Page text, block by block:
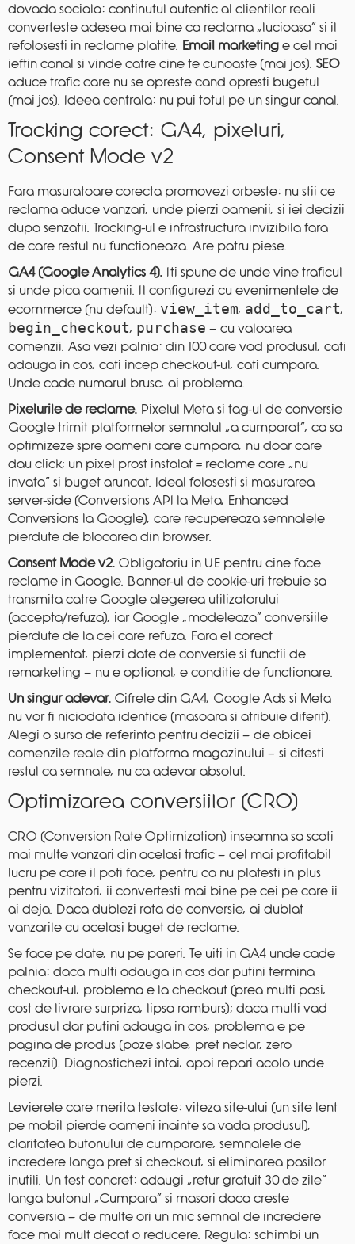
dovada sociala: continutul autentic al clientilor reali
converteste adesea mai bine ca reclama „lucioasa” si il
refolosesti in reclame platite. Email marketing e cel mai
ieftin canal si vinde catre cine te cunoaste (mai jos). SEO
aduce trafic care nu se opreste cand opresti bugetul
(mai jos). Ideea centrala: nu pui totul pe un singur canal.
Tracking corect: GA4, pixeluri,
Consent Mode v2
Fara masuratoare corecta promovezi orbeste: nu stii ce
reclama aduce vanzari, unde pierzi oamenii, si iei decizii
dupa senzatii. Tracking-ul e infrastructura invizibila fara
de care restul nu functioneaza. Are patru piese.
GA4 (Google Analytics 4). Iti spune de unde vine traficul
si unde pica oamenii. Il configurezi cu evenimentele de
ecommerce (nu default): view_item, add_to_cart,
begin_checkout, purchase — cu valoarea
comenzii. Asa vezi palnia: din 100 care vad produsul, cati
adauga in cos, cati incep checkout-ul, cati cumpara.
Unde cade numarul brusc, ai problema.
Pixelurile de reclame. Pixelul Meta si tag-ul de conversie
Google trimit platformelor semnalul „a cumparat”, ca sa
optimizeze spre oameni care cumpara, nu doar care
dau click; un pixel prost instalat = reclame care „nu
invata” si buget aruncat. Ideal folosesti si masurarea
server-side (Conversions API la Meta, Enhanced
Conversions la Google), care recupereaza semnalele
pierdute de blocarea din browser.
Consent Mode v2. Obligatoriu in UE pentru cine face
reclame in Google. Banner-ul de cookie-uri trebuie sa
transmita catre Google alegerea utilizatorului
(accepta/refuza), iar Google „modeleaza” conversiile
pierdute de la cei care refuza. Fara el corect
implementat, pierzi date de conversie si functii de
remarketing — nu e optional, e conditie de functionare.
Un singur adevar. Cifrele din GA4, Google Ads si Meta
nu vor fi niciodata identice (masoara si atribuie diferit).
Alegi o sursa de referinta pentru decizii — de obicei
comenzile reale din platforma magazinului — si citesti
restul ca semnale, nu ca adevar absolut.
Optimizarea conversiilor (CRO)
CRO (Conversion Rate Optimization) inseamna sa scoti
mai multe vanzari din acelasi trafic — cel mai profitabil
lucru pe care il poti face, pentru ca nu platesti in plus
pentru vizitatori, ii convertesti mai bine pe cei pe care ii
ai deja. Daca dublezi rata de conversie, ai dublat
vanzarile cu acelasi buget de reclame.
Se face pe date, nu pe pareri. Te uiti in GA4 unde cade
palnia: daca multi adauga in cos dar putini termina
checkout-ul, problema e la checkout (prea multi pasi,
cost de livrare surpriza, lipsa ramburs); daca multi vad
produsul dar putini adauga in cos, problema e pe
pagina de produs (poze slabe, pret neclar, zero
recenzii). Diagnostichezi intai, apoi repari acolo unde
pierzi.
Levierele care merita testate: viteza site-ului (un site lent
pe mobil pierde oameni inainte sa vada produsul),
claritatea butonului de cumparare, semnalele de
incredere langa pret si checkout, si eliminarea pasilor
inutili. Un test concret: adaugi „retur gratuit 30 de zile”
langa butonul „Cumpara” si masori daca creste
conversia — de multe ori un mic semnal de incredere
face mai mult decat o reducere. Regula: schimbi un